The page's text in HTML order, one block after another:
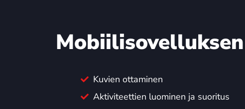
Kuvien ottaminen
Aktiviteettien luominen ja suoritus